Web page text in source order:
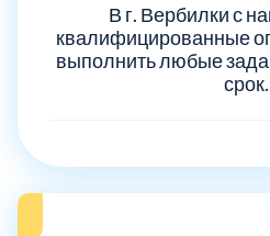
В г. Вербилки с
квалифицированные
выполнить любые
срок.